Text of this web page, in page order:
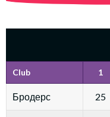
Club 1
Бродерс 25